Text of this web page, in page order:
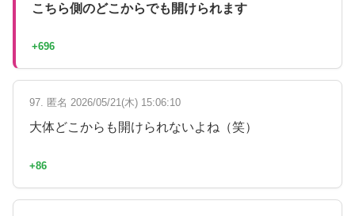
こちら側のどこからでも開けられます
+696
97. 匿名 2026/05/21(木) 15:06:10
大体どこからも開けられないよね（笑）
+86